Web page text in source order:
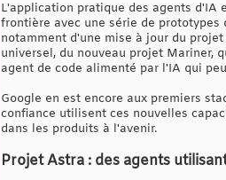
L'application pratique des agents d'IA
frontière avec une série de
notamment d'une mise à jour du
universel, du nouveau projet Mariner,
agent de code alimenté par l'IA qui
Google en est encore aux premiers
confiance utilisent ces nouvelles
dans les produits à l'avenir.
Projet Astra : des agents